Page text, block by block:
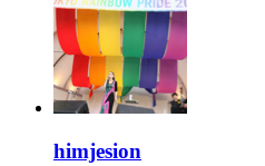
himjesion